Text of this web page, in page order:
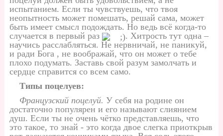
испытанием. Если ты чувствуешь, что твоя
неопытность может помешать, решай сама, может
быть имеет смысл подождать. Но ведь всё когда-то
случается в первый раз
. Хитрость тут одна –
научись расслабляться. Не нервничай, не паникуй,
и ради Бога , не воображай, что он может о тебе
плохо подумать. Заставь свой разум замолчать и
сердце справится со всем само.
Типы поцелуев:
Французский поцелуй. У себя на родине он
достаточно популярен и его называют слиянием
душ. Если ты не очень чётко представляешь, что
это такое, то знай - это когда двое слегка приоткрыв